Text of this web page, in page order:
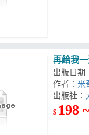
再給我
出版日期
作者：米
出版社：
$ 198